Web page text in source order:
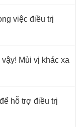
việc điều trị
Mùi vị khác xa
hỗ trợ điều trị